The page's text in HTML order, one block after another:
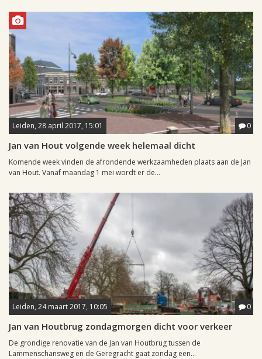
Leiden, 28 april 2017, 15:01 0
Jan van Hout volgende week helemaal dicht
Komende week vinden de afrondende werkzaamheden plaats aan de Jan
van Hout. Vanaf maandag 1 mei wordt er de...
Leiden, 24 maart 2017, 10:05 0
Jan van Houtbrug zondagmorgen dicht voor verkeer
De grondige renovatie van de Jan van Houtbrug tussen de
Lammenschansweg en de Geregracht gaat zondag een...